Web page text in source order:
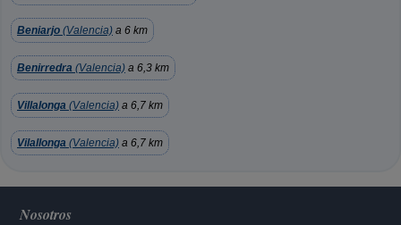
Beniarjo (Valencia) a 6 km
Benirredra (Valencia) a 6,3 km
Villalonga (Valencia) a 6,7 km
Vilallonga (Valencia) a 6,7 km
Nosotros